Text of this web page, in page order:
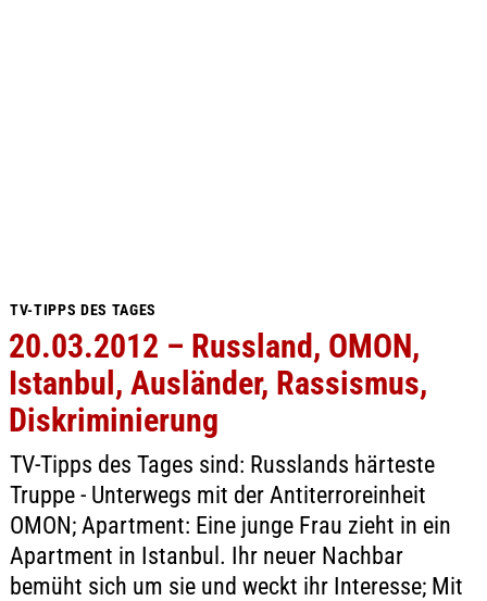
TV-TIPPS DES TAGES
20.03.2012 – Russland, OMON,
Istanbul, Ausländer, Rassismus,
Diskriminierung
TV-Tipps des Tages sind: Russlands härteste
Truppe - Unterwegs mit der Antiterroreinheit
OMON; Apartment: Eine junge Frau zieht in ein
Apartment in Istanbul. Ihr neuer Nachbar
bemüht sich um sie und weckt ihr Interesse; Mit